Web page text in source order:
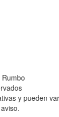
y pueden